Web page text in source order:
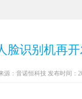
脸识别机再
源：音诺恒科技 发布时间：